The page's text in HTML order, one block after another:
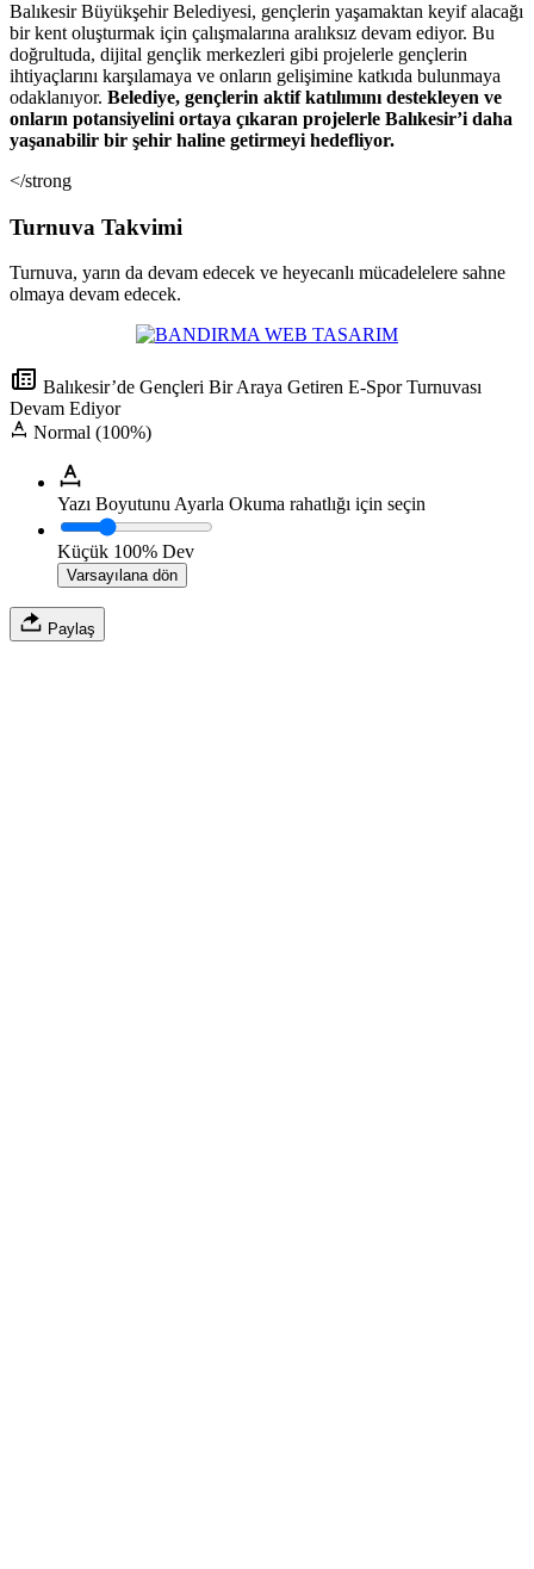
Balıkesir Büyükşehir Belediyesi, gençlerin yaşamaktan keyif alacağı
bir kent oluşturmak için çalışmalarına aralıksız devam ediyor. Bu
doğrultuda, dijital gençlik merkezleri gibi projelerle gençlerin
ihtiyaçlarını karşılamaya ve onların gelişimine katkıda bulunmaya
odaklanıyor. Belediye, gençlerin aktif katılımını destekleyen ve
onların potansiyelini ortaya çıkaran projelerle Balıkesir’i daha
yaşanabilir bir şehir haline getirmeyi hedefliyor.
</strong
Turnuva Takvimi
Turnuva, yarın da devam edecek ve heyecanlı mücadelelere sahne
olmaya devam edecek.
Balıkesir’de Gençleri Bir Araya Getiren E-Spor Turnuvası
Devam Ediyor
Normal (100%)
Yazı Boyutunu Ayarla Okuma rahatlığı için seçin
Küçük 100% Dev
Varsayılana dön
Paylaş